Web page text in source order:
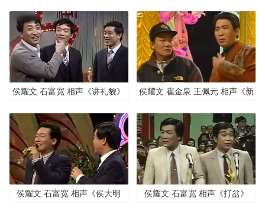
侯耀文 石富宽 相声《讲礼貌》
侯耀文 崔金泉 王佩元 相声《新
侯耀文 石富宽 相声《侯大明
侯耀文 石富宽 相声《打岔》